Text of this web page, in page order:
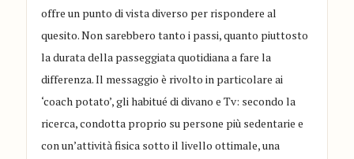
offre un punto di vista diverso per rispondere al
quesito. Non sarebbero tanto i passi, quanto piuttosto
la durata della passeggiata quotidiana a fare la
differenza. Il messaggio è rivolto in particolare ai
‘coach potato’, gli habitué di divano e Tv: secondo la
ricerca, condotta proprio su persone più sedentarie e
con un’attività fisica sotto il livello ottimale, una